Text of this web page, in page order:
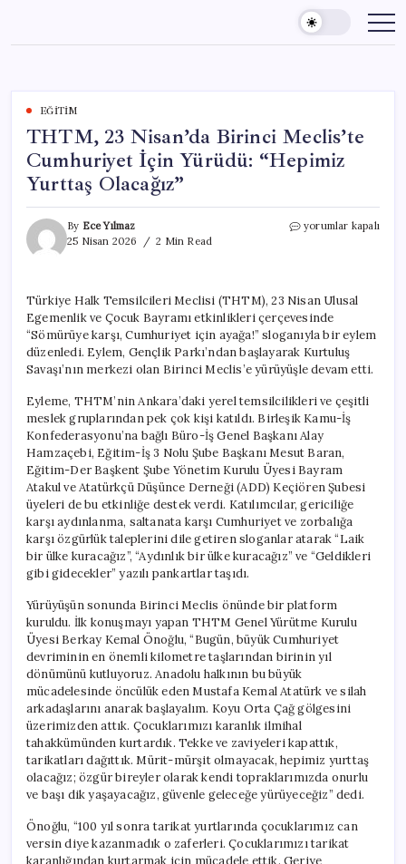
content
EĞITIM
THTM, 23 Nisan’da Birinci Meclis’te
Cumhuriyet İçin Yürüdü: “Hepimiz
Yurttaş Olacağız”
By Ece Yılmaz
25 Nisan 2026
2 Min Read
THTM,
Cumhuriyet
İçin
Yürüdü:
“Hepimiz
Yurttaş
için
yorumlar kapalı
Türkiye Halk Temsilcileri Meclisi (THTM), 23 Nisan Ulusal
Egemenlik ve Çocuk Bayramı etkinlikleri çerçevesinde
“Sömürüye karşı, Cumhuriyet için ayağa!” sloganıyla bir eylem
düzenledi. Eylem, Gençlik Parkı’ndan başlayarak Kurtuluş
Savaşı’nın merkezi olan Birinci Meclis’e yürüyüşle devam etti.
Eyleme, THTM’nin Ankara’daki yerel temsilcilikleri ve çeşitli
meslek gruplarından pek çok kişi katıldı. Birleşik Kamu-İş
Konfederasyonu’na bağlı Büro-İş Genel Başkanı Alay
Hamzaçebi, Eğitim-İş 3 Nolu Şube Başkanı Mesut Baran,
Eğitim-Der Başkent Şube Yönetim Kurulu Üyesi Bayram
Atakul ve Atatürkçü Düşünce Derneği (ADD) Keçiören Şubesi
üyeleri de bu etkinliğe destek verdi. Katılımcılar, gericiliğe
karşı aydınlanma, saltanata karşı Cumhuriyet ve zorbalığa
karşı özgürlük taleplerini dile getiren sloganlar atarak “Laik
bir ülke kuracağız”, “Aydınlık bir ülke kuracağız” ve “Geldikleri
gibi gidecekler” yazılı pankartlar taşıdı.
Yürüyüşün sonunda Birinci Meclis önünde bir platform
kuruldu. İlk konuşmayı yapan THTM Genel Yürütme Kurulu
Üyesi Berkay Kemal Önoğlu, “Bugün, büyük Cumhuriyet
devriminin en önemli kilometre taşlarından birinin yıl
dönümünü kutluyoruz. Anadolu halkının bu büyük
mücadelesinde öncülük eden Mustafa Kemal Atatürk ve silah
arkadaşlarını anarak başlayalım. Koyu Orta Çağ gölgesini
üzerimizden attık. Çocuklarımızı karanlık ilmihal
tahakkümünden kurtardık. Tekke ve zaviyeleri kapattık,
tarikatları dağıttık. Mürit-mürşit olmayacak, hepimiz yurttaş
olacağız; özgür bireyler olarak kendi topraklarımızda onurlu
ve başı dik yaşayacağız, güvenle geleceğe yürüyeceğiz” dedi.
Önoğlu, “100 yıl sonra tarikat yurtlarında çocuklarımız can
versin diye kazanmadık o zaferleri. Çocuklarımızı tarikat
karanlığından kurtarmak için mücadele ettik. Geriye